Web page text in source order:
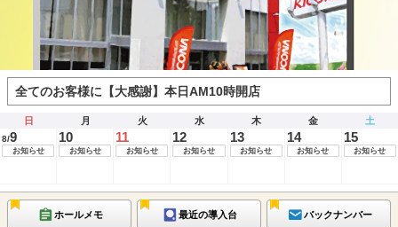
全てのお客様に【大感謝】本日AM10時開店
日 月 火 水 木 金 土
8/9
お知らせ
10
お知らせ
11
お知らせ
12
お知らせ
13
お知らせ
14
お知らせ
15
お知らせ
ホールメモ 最近の導入台 バックナンバー